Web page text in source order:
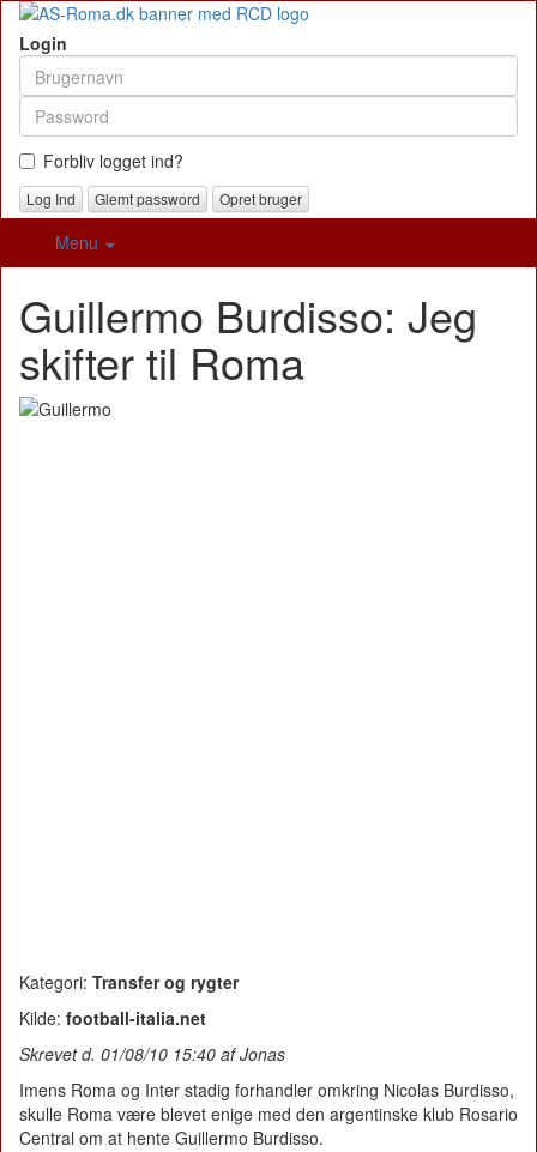
Login
Forbliv logget ind?
Glemt password Opret bruger
Menu
Guillermo Burdisso: Jeg
skifter til Roma
Kategori: Transfer og rygter
Kilde: football-italia.net
Skrevet d. 01/08/10 15:40 af Jonas
Imens Roma og Inter stadig forhandler omkring Nicolas Burdisso,
skulle Roma være blevet enige med den argentinske klub Rosario
Central om at hente Guillermo Burdisso.